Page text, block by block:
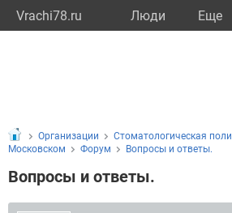
Vrachi78.ru Люди Eще
Организации
Стоматологическая
Московском
Форум Вопросы и ответы.
Вопросы и ответы.